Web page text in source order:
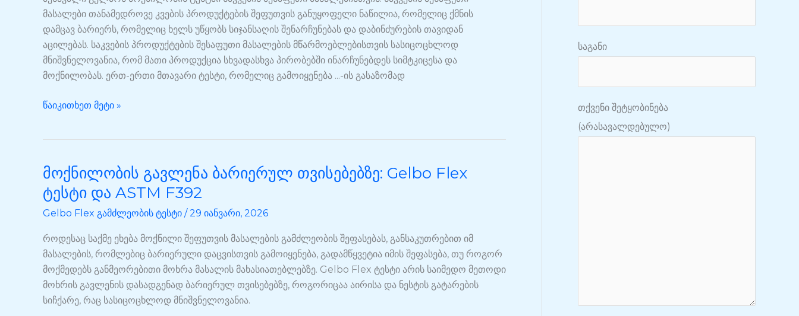
მასალები თანამედროვე კვების პროდუქტების შეფუთვის განუყოფელი ნაწილია, რომელიც ქმნის
დამცავ ბარიერს, რომელიც ხელს უწყობს სიჯანსაღის შენარჩუნებას და დაბინძურების თავიდან
აცილებას. საკვების პროდუქტების შესაფუთი მასალების მწარმოებლებისთვის სასიცოცხლოდ
მნიშვნელოვანია, რომ მათი პროდუქცია სხვადასხვა პირობებში ინარჩუნებდეს სიმტკიცესა და
მოქნილობას. ერთ-ერთი მთავარი ტესტი, რომელიც გამოიყენება ...-ის გასაზომად
გამძლეობის
გაზომვა
წაიკითხეთ მეტი »
მოქნილობის გავლენა ბარიერულ თვისებებზე: Gelbo Flex
ტესტი და ASTM F392
Gelbo Flex გამძლეობის ტესტი /29 იანვარი, 2026
როდესაც საქმე ეხება მოქნილი შეფუთვის მასალების გამძლეობის შეფასებას, განსაკუთრებით იმ
მასალების, რომლებიც ბარიერული დაცვისთვის გამოიყენება, გადამწყვეტია იმის შეფასება, თუ როგორ
მოქმედებს განმეორებითი მოხრა მასალის მახასიათებლებზე. Gelbo Flex ტესტი არის საიმედო მეთოდი
მოხრის გავლენის დასადგენად ბარიერულ თვისებებზე, როგორიცაა აირისა და ნესტის გატარების
სიჩქარე, რაც სასიცოცხლოდ მნიშვნელოვანია.
მოქნილობის
გავლენა
ბარიერულ
თვისებებზე:
Gelbo
Flex
ტესტი
და
ASTM
F392
საგანი
თქვენი შეტყობინება
(არასავალდებულო)